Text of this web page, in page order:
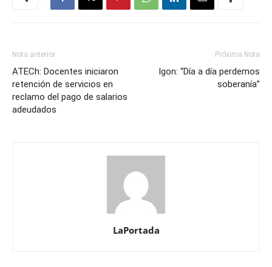
Nota anterior
ATECh: Docentes iniciaron
retención de servicios en
reclamo del pago de salarios
adeudados
Próxima Nota
Igon: “Día a día perdemos
soberanía”
LaPortada